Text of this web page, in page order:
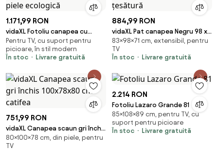
1.171,99 RON
vidaXL Fotoliu canapea cu
taburet, negru, 60 cm, piele
ecologică
Pentru TV, cu suport pentru
picioare, în stil modern
În stoc
Livrare gratuită
884,99 RON
vidaXL Pat canapea Negru 98 x
71 x 83 cm țesătură
83×98×71 cm, extensibil, pentru
TV
În stoc
Livrare gratuită
751,99 RON
vidaXL Canapea scaun gri închis
100x78x80 cm catifea
80×100×78 cm, din piele, pentru
TV
2.214 RON
Fotoliu Lazaro Grande 81
85×108×89 cm, pentru TV, cu
suport pentru picioare
În stoc
Livrare gratuită